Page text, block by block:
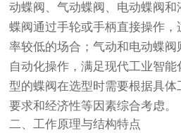
动蝶阀、气动蝶阀、电动蝶阀
蝶阀通过手轮或手柄直接操作
率较低的场合；气动和电动蝶
自动化操作，满足现代工业智
型的蝶阀在选型时需要根据具
要求和经济性等因素综合考虑。
二、工作原理与结构特点